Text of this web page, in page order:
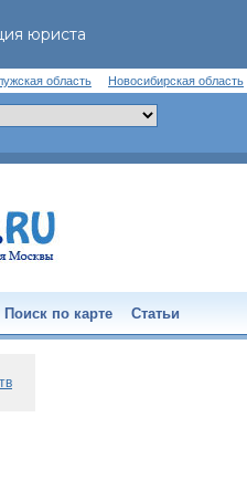
область Новосибирская область
Поиск по карте Статьи